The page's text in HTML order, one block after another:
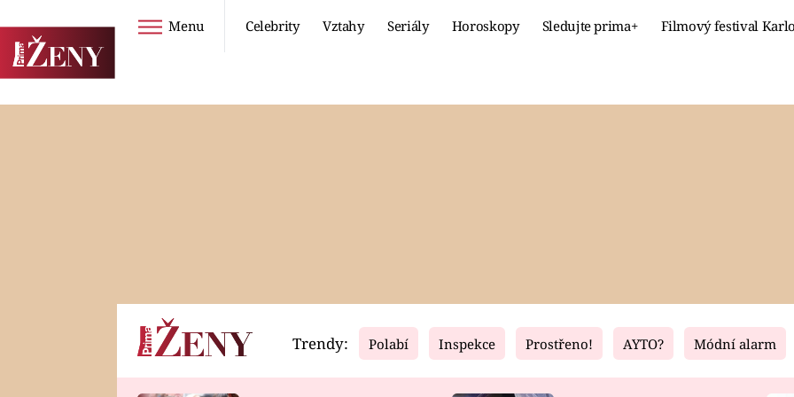
Menu Celebrity Vztahy Seriály Horoskopy Sledujte prima+ Filmový festival
Horoskopy Video Fresh Living
Trendy: Polabí Inspekce Prostřeno! AYTO? Módní alarm